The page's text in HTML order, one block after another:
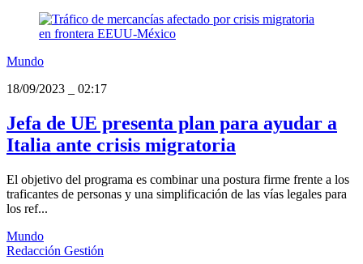
Mundo
18/09/2023
02:17
Jefa de UE presenta plan para ayudar a
Italia ante crisis migratoria
El objetivo del programa es combinar una postura firme frente a los
traficantes de personas y una simplificación de las vías legales para
los ref...
Mundo
Redacción Gestión